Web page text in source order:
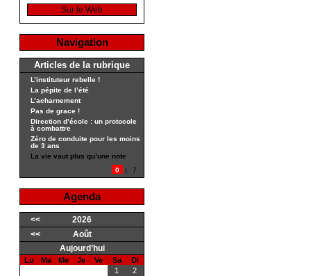
Sur le Web
Navigation
Articles de la rubrique
L’instituteur rebelle !
La pépite de l’été
L’acharnement
Pas de grace !
Direction d’école : un protocole
à combattre
Zéro de conduite pour les moins
de 3 ans
La vie vaut plus qu’une note
0
7
Agenda
<<
2026
<<
Août
Aujourd’hui
Lu Ma Me Je Ve Sa
Di
1
2